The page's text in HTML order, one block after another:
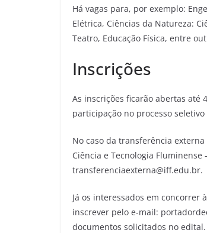
Há vagas para, por exemplo:
Elétrica, Ciências da Natureza:
Teatro, Educação Física, entre
Inscrições
As inscrições ficarão abertas até
participação no processo seletivo
No caso da transferência
Ciência e Tecnologia
transferenciaexterna@iff.edu.br.
Já os interessados em concorrer
inscrever pelo e-mail:
documentos solicitados no edital.